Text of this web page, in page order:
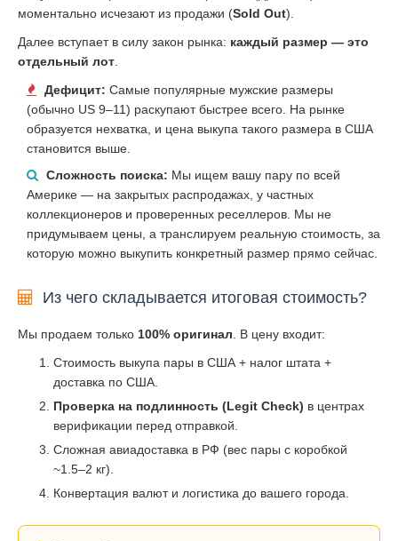
моментально исчезают из продажи (Sold Out).
Далее вступает в силу закон рынка: каждый размер — это
отдельный лот
Дефицит: Самые популярные мужские размеры
(обычно US 9–11) раскупают быстрее всего. На рынке
образуется нехватка, и цена выкупа такого размера в США
становится выше.
Сложность поиска: Мы ищем вашу пару по всей
Америке — на закрытых распродажах, у частных
коллекционеров и проверенных реселлеров. Мы не
придумываем цены, а транслируем реальную стоимость, за
которую можно выкупить конкретный размер прямо сейчас.
Из чего складывается итоговая стоимость?
Мы продаем только 100% оригинал . В цену входит:
Стоимость выкупа пары в США + налог штата +
доставка по США.
Проверка на подлинность (Legit Check) в центрах
верификации перед отправкой.
Сложная авиадоставка в РФ (вес пары с коробкой
~1.5–2 кг).
Конвертация валют и логистика до вашего города.